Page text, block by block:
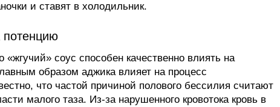
и ставят в холодильник.
потенцию
«жгучий» соус способен качественно влиять на
образом аджика влияет на процесс
что частой причиной полового бессилия считают
малого таза. Из-за нарушенного кровотока кровь в